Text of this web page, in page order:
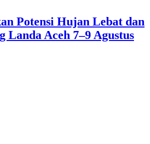
Potensi Hujan Lebat dan
Landa Aceh 7–9 Agustus